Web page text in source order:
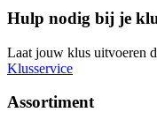
Hulp nodig bij je
Laat jouw klus uitvoeren
Klusservice
Assortiment